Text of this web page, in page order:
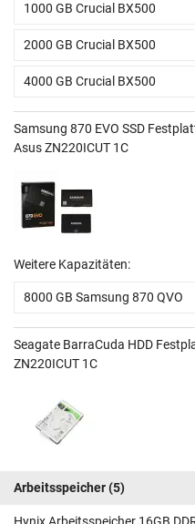
1000 GB Crucial BX500
2000 GB Crucial BX500
4000 GB Crucial BX500
Samsung 870 EVO SSD
Asus ZN220ICUT 1C
Weitere Kapazitäten:
8000 GB Samsung 870 QVO
Seagate BarraCuda HDD
ZN220ICUT 1C
Arbeitsspeicher(5)